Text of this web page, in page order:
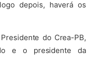
depois, haverá os
do Crea-PB,
e o presidente da